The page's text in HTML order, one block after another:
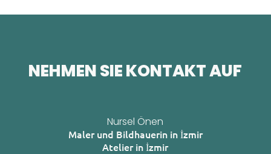
NEHMEN SIE KONTAKT AUF
Nursel Önen
Maler und Bildhauerin in İzmir
Atelier in İzmir